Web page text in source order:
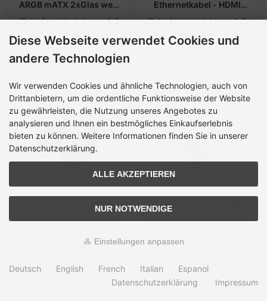
ARGB mATX 2xGlas weiß
Lieferzeit:ab Lager, 1-3
Ethernetkabel - HDMI
Lieferzeit:ab Lager, 1-3
Sharkoon HDMI mit
Ethernetkabel - HDMI
Lieferzeit:ab Lager, 1-3
Sharkoon HDMI mit
Ethernetkabel - HDMI
Lieferzeit:ab Lager, 1-3
Diese Webseite verwendet Cookies und
andere Technologien
Wir verwenden Cookies und ähnliche Technologien, auch von
Drittanbietern, um die ordentliche Funktionsweise der Website
zu gewährleisten, die Nutzung unseres Angebotes zu
analysieren und Ihnen ein bestmögliches Einkaufserlebnis
bieten zu können. Weitere Informationen finden Sie in unserer
Datenschutzerklärung.
ALLE AKZEPTIEREN
NUR NOTWENDIGE
Einstellungen anpassen
Deutsch English French Italian
Espanol
Datenschutzerklärung
Impressum